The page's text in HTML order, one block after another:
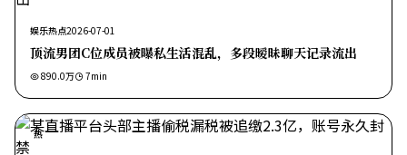
娱乐热点2026-07-01
顶流男团C位成员被曝私生活混乱，多段暧昧聊天记录流出
890.0万 7min
热